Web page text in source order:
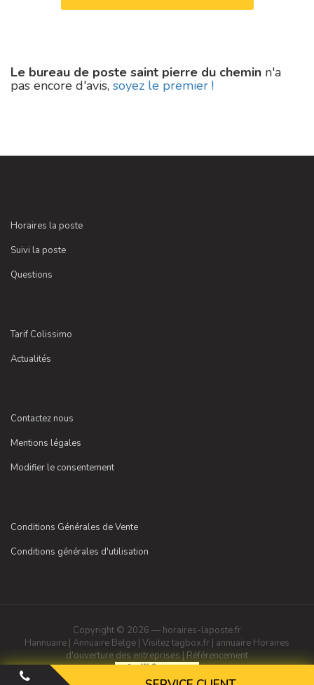
Le bureau de poste saint pierre du chemin n'a
pas encore d'avis, soyez le premier !
Horaires la poste
Suivi la poste
Questions
Tarif Colissimo
Actualités
Contactez nous
Mentions légales
Modifier le consentement
Conditions Générales de Vente
Conditions générales d'utilisation
Copyright © 2026 — horaires-laposte.fr
Hannuaire | Annuaire Belge | Visitez tagbox.fr | annuaire Horaires
d'ouverture des entreprises | Référencement